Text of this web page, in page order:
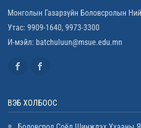
Монголын Газарзүйн Боловсролын
Утас: 9909-1640, 9973-3300
И-мэйл: batchuluun@msue.edu.mn
ВЭБ ХОЛБООС